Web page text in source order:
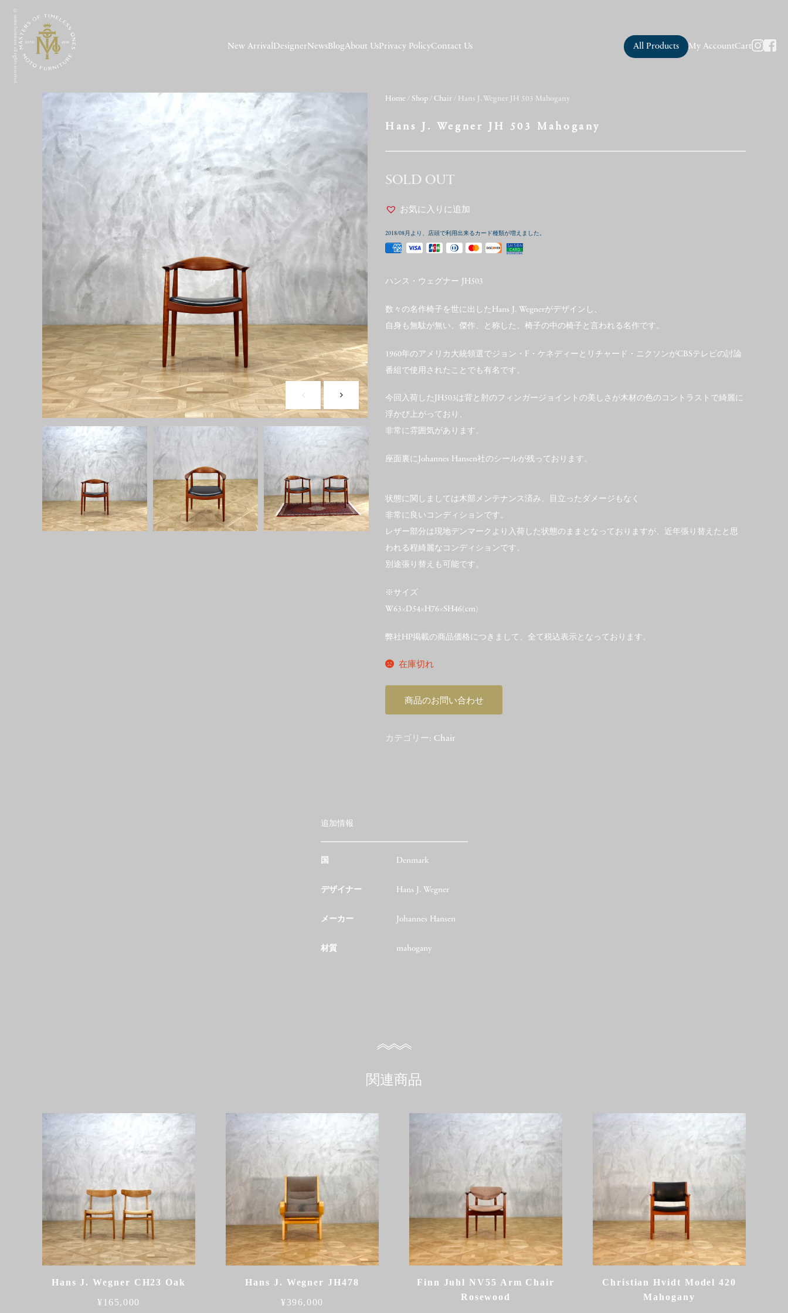
© moto furniture all rights reserved. New Arrival DesignerNewsBlogAbout UsPrivacy PolicyContact Us All Products My AccountCart
Home / Shop / Chair / Hans J. Wegner JH 503 Mahogany
Hans J. Wegner JH 503 Mahogany
SOLD OUT
お気に入りに追加
2018/08月より、店頭で利用出来るカード種類が増えました。
ハンス・ウェグナー JH503
数々の名作椅子を世に出したHans J. Wegnerがデザインし、
自身も無駄が無い、傑作、と称した、椅子の中の椅子と言われる名作です。
1960年のアメリカ大統領選でジョン・F・ケネディーとリチャード・ニクソンがCBSテレビの討論
番組で使用されたことでも有名です。
今回入荷したJH503は背と肘のフィンガージョイントの美しさが木材の色のコントラストで綺麗に
浮かび上がっており、
非常に雰囲気があります。
座面裏にJohannes Hansen社のシールが残っております。
状態に関しましては木部メンテナンス済み、目立ったダメージもなく
非常に良いコンディションです。
レザー部分は現地デンマークより入荷した状態のままとなっておりますが、近年張り替えたと思
われる程綺麗なコンディションです。
別途張り替えも可能です。
※サイズ
W63×D54×H76×SH46(cm)
弊社HP掲載の商品価格につきまして、全て税込表示となっております。
在庫切れ
商品のお問い合わせ
カテゴリー: Chair
追加情報
国 Denmark
デザイナー Hans J. Wegner
メーカー Johannes Hansen
材質 mahogany
関連商品
Hans J. Wegner CH23 Oak
¥ 165,000
Hans J. Wegner JH478
¥396,000
Finn Juhl NV55 Arm Chair
Rosewood
Christian Hvidt Model 420
Mahogany